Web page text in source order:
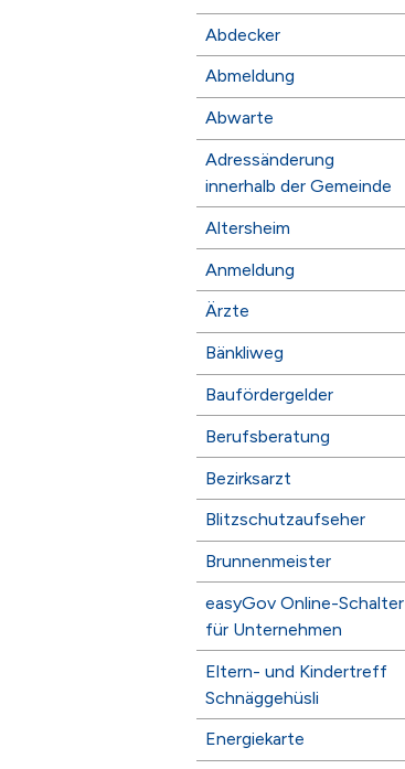
Subnavigation
Abdecker
Abmeldung
Abwarte
Adressänderung
innerhalb der Gemeinde
Altersheim
Anmeldung
Ärzte
Bänkliweg
Baufördergelder
Berufsberatung
Bezirksarzt
Blitzschutzaufseher
Brunnenmeister
easyGov Online-Schalter
für Unternehmen
Eltern- und Kindertreff
Schnäggehüsli
Energiekarte